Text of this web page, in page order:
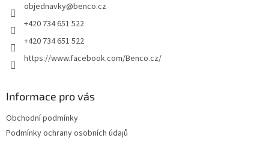
y
objednavky@benco.cz
+420 734 651 522
+420 734 651 522
https://www.facebook.com/Benco.cz/
Informace pro vás
Obchodní podmínky
Podmínky ochrany osobních údajů